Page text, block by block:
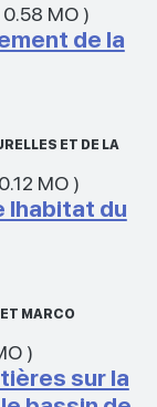
0.58 MO)
de la
ET DE LA
0.12 MO)
du
MARCO
)
sur la